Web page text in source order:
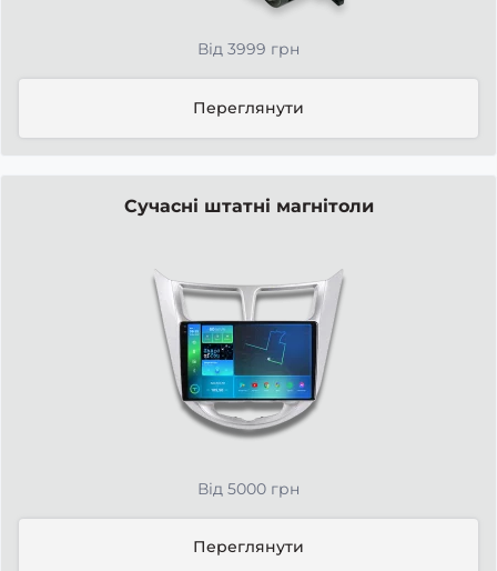
Від 3999 грн
Переглянути
Сучасні штатні магнітоли
Від 5000 грн
Переглянути